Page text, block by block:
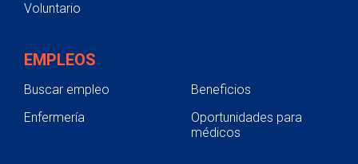
Voluntario
EMPLEOS
Buscar empleo
Beneficios
Enfermería
Oportunidades para
médicos